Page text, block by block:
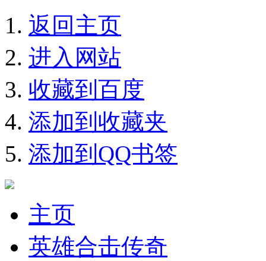
返回主页
进入网站
收藏到百度
添加到收藏夹
添加到QQ书签
主页
英雄合击传奇